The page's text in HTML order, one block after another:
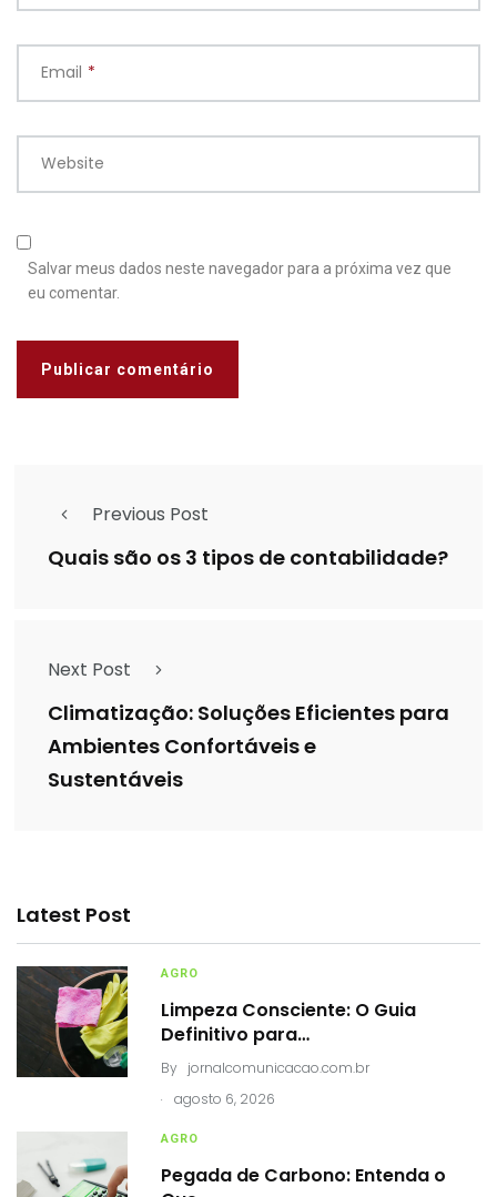
Email *
Website
Salvar meus dados neste navegador para a próxima vez que
eu comentar.
Previous Post
Quais são os 3 tipos de contabilidade?
Next Post
Climatização: Soluções Eficientes para
Ambientes Confortáveis e
Sustentáveis
Latest Post
AGRO
Limpeza Consciente: O Guia
Definitivo para…
By jornalcomunicacao.com.br
.
agosto 6, 2026
AGRO
Pegada de Carbono: Entenda o